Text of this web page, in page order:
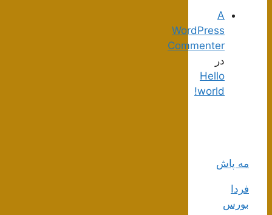
A
WordPress
Commenter
در
Hello
world!
مه پاش
فردا
بورس